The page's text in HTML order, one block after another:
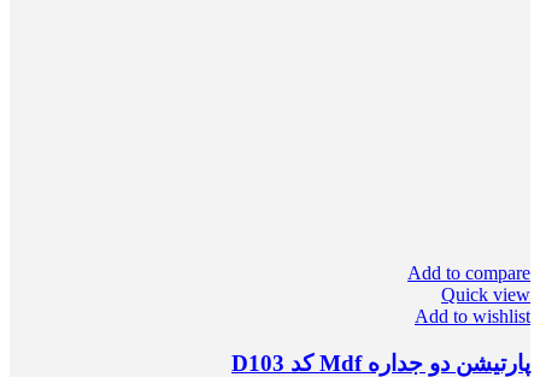
Add to compare
Quick view
Add to wishlist
پارتیشن دو جداره Mdf کد D103